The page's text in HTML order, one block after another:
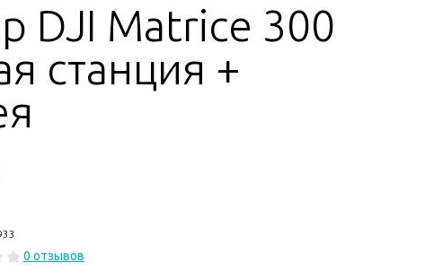
DJI Matrice 300
станция +
0 отзывов